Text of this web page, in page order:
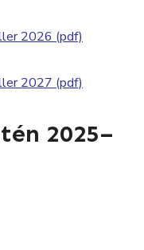
2026 (pdf)
2027 (pdf)
2025–